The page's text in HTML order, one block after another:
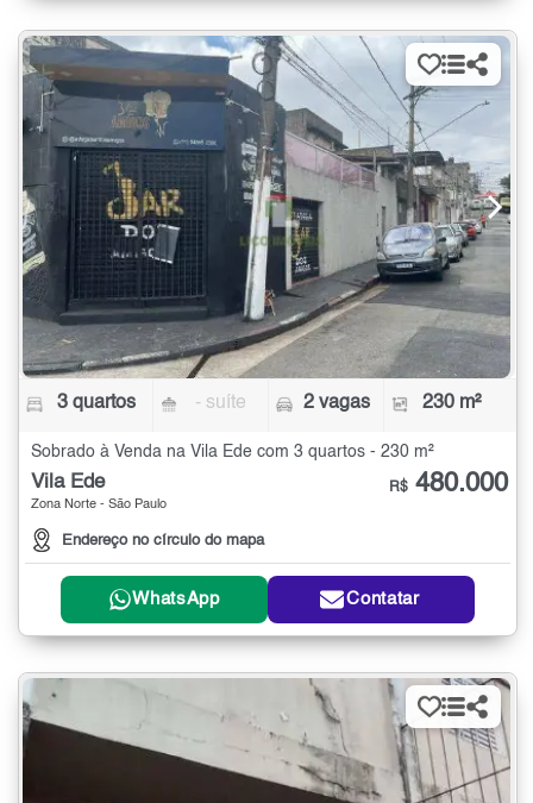
3 quartos - suíte 2 vagas 230 m²
Sobrado à Venda na Vila Ede com 3 quartos - 230 m²
Vila Ede
Zona Norte - São Paulo
Endereço no círculo do mapa
R$ 480.000
WhatsApp Contatar